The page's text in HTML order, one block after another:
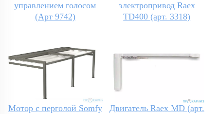
управлением голосом
(Арт 9742)
электропривод Raex
TD400 (арт. 3318)
Мотор с перголой Somfy
Двигатель Raex MD (арт.